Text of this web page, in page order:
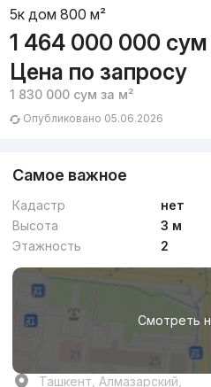
5к дом 800 м²
1 464 000 000 сум
Цена по запросу
1 830 000 сум за м²
Опубликовано 05.06.2026
Самое важное
Кадастр
нет
Высота
3 м
Этажность
2
Смотреть
Ташкент, Алмазарский,